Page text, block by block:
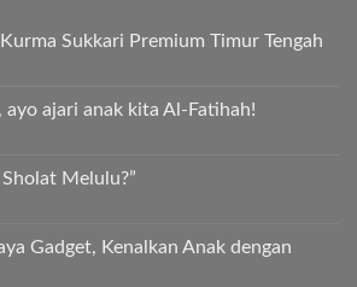
Sukkari Premium Timur Tengah
ayo ajari anak kita Al-Fatihah!
Melulu?”
Gadget, Kenalkan Anak dengan